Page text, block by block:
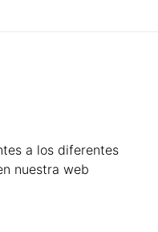
a los diferentes
nuestra web